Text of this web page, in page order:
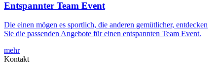
Entspannter Team Event
Die einen mögen es sportlich, die anderen gemütlicher, entdecken
Sie die passenden Angebote für einen entspannten Team Event.
mehr
Kontakt